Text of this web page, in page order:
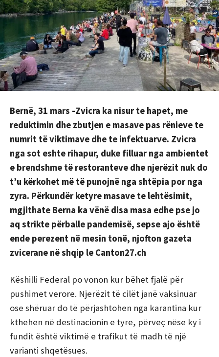
Bernë, 31 mars -Zvicra ka nisur te hapet, me
reduktimin dhe zbutjen e masave pas rënieve te
numrit të viktimave dhe te infektuarve. Zvicra
nga sot eshte rihapur, duke filluar nga ambientet
e brendshme të restoranteve dhe njerëzit nuk do
t’u kërkohet më të punojnë nga shtëpia por nga
zyra. Përkundër ketyre masave te lehtësimit,
mgjithate Berna ka vënë disa masa edhe pse jo
aq strikte përballe pandemisë, sepse ajo është
ende perezent në mesin tonë, njofton gazeta
zvicerane në shqip le Canton27.ch
Këshilli Federal po vonon kur bëhet fjalë për
pushimet verore. Njerëzit të cilët janë vaksinuar
ose shëruar do të përjashtohen nga karantina kur
kthehen në destinacionin e tyre, përveç nëse ky i
fundit është viktimë e trafikut të madh të një
varianti shqetësues.